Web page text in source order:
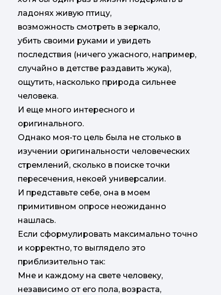
ладонях живую птицу,
возможность смотреть в зеркало,
убить своими руками и увидеть
последствия (ничего ужасного, например,
случайно в детстве раздавить жука),
ощутить, насколько природа сильнее
человека.
И еще много интересного и
оригинального.
Однако моя-то цель была не столько в
изучении оригинальности человеческих
стремлений, сколько в поиске точки
пересечения, некоей универсалии.
И представьте себе, она в моем
примитивном опросе неожиданно
нашлась.
Если сформулировать максимально точно
и корректно, то выглядело это
приблизительно так:
Мне и каждому на свете человеку,
независимо от его пола, возраста,